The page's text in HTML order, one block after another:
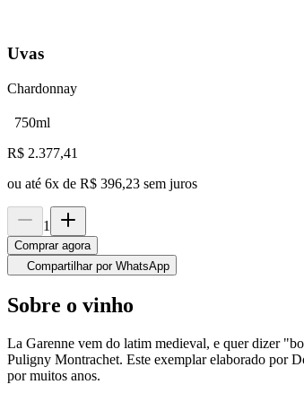
Uvas
Chardonnay
750ml
R$ 2.377,41
ou até 6x de R$ 396,23 sem juros
1
Comprar agora
Compartilhar por WhatsApp
Sobre o vinho
La Garenne vem do latim medieval, e quer dizer
Puligny Montrachet. Este exemplar elaborado por
por muitos anos.